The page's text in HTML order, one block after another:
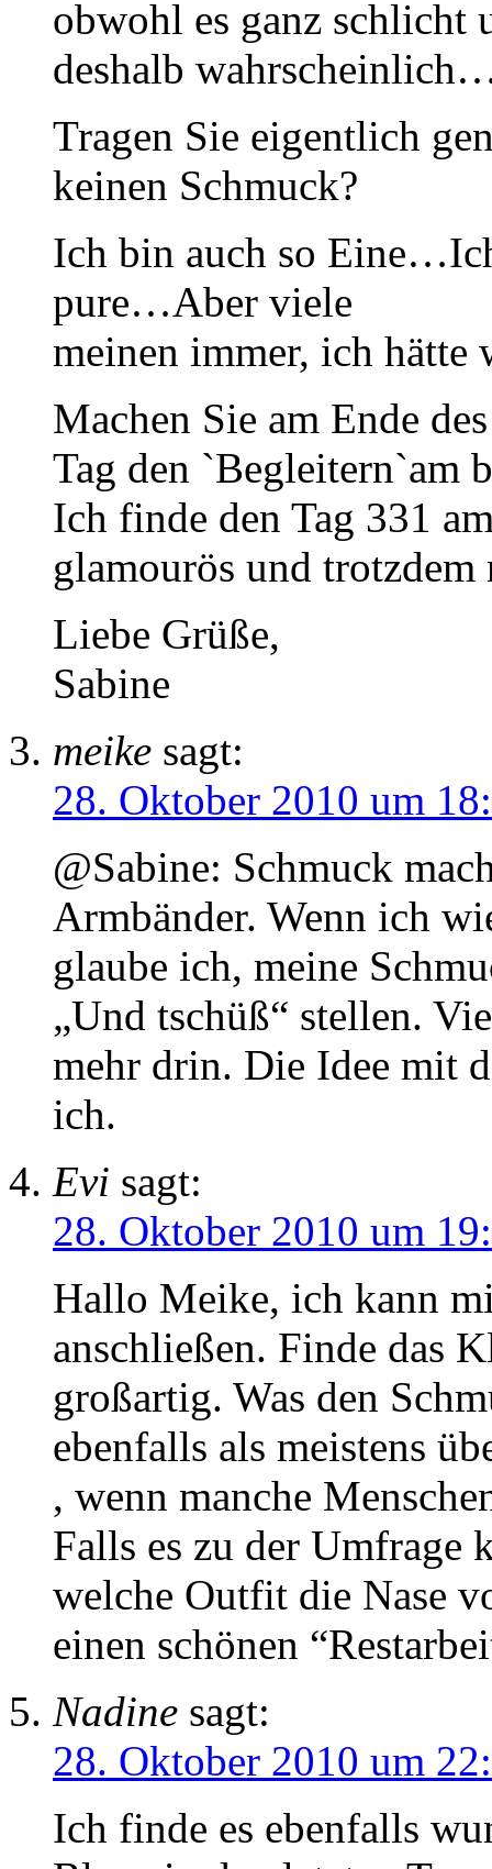
obwohl es ganz schlicht
deshalb
Tragen Sie eigentlich
keinen Schmuck?
Ich bin auch so
pure…Aber viele
meinen immer, ich hätte
Machen Sie am Ende
Tag den `Begleitern`am
Ich finde den Tag 331
glamourös und
Liebe Grüße,
Sabine
meike sagt:
28. Oktober 2010 um
@Sabine: Schmuck
Armbänder. Wenn ich
glaube ich, meine
„Und tschüß“ stellen.
mehr drin. Die Idee mit
ich.
Evi sagt:
28. Oktober 2010 um
Hallo Meike, ich kann
anschließen. Finde das
großartig. Was den
ebenfalls als meistens
, wenn manche
Falls es zu der Umfrage
welche Outfit die Nase
einen schönen
Nadine sagt:
28. Oktober 2010 um
Ich finde es ebenfalls